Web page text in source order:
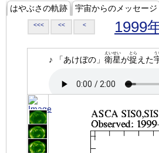
はやぶさの軌跡 宇宙からのメッセージ
<<< << < 1999
♪ 「あけぼの」 衛星
えいせい
が捉
とら
えた
う